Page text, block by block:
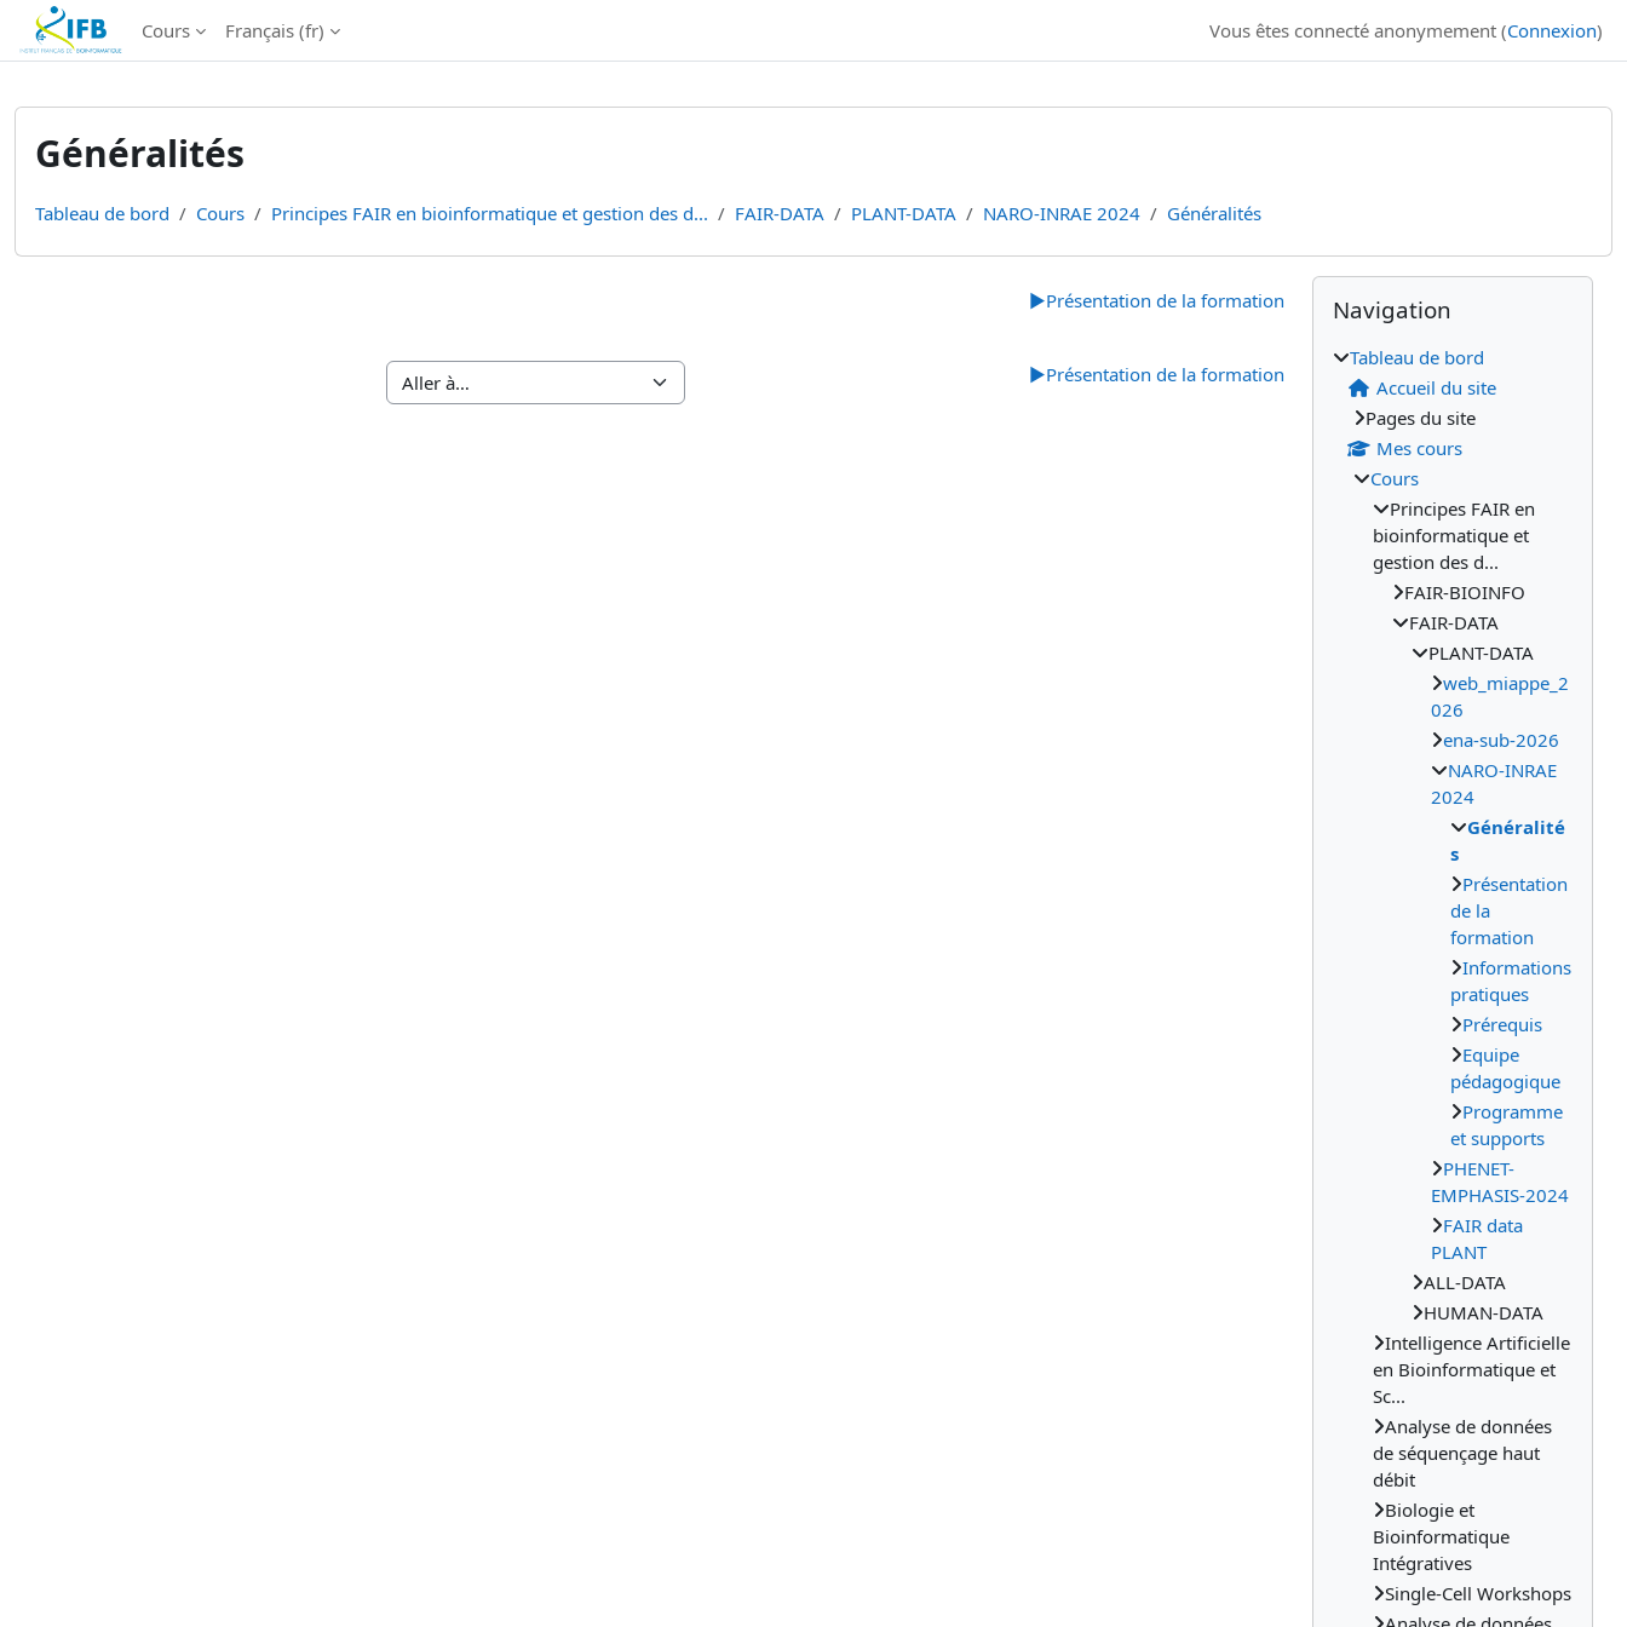
Institut Français de Bioinformatique - Les formations
Passer au contenu principal
Cours Français ‎(fr)‎ Vous êtes connecté anonymement (Connexion)
Généralités
Tableau de bord Cours Principes FAIR en bioinformatique et gestion des d... FAIR-DATA PLANT-DATA NARO-INRAE 2024 Généralités
▶︎Présentation de la formation
▶︎Présentation de la formation
Blocs
Blocs
Passer Navigation
Navigation
Tableau de bord
Accueil du site
Pages du site
Mes cours
Cours
Principes FAIR en
bioinformatique et
gestion des d...
FAIR-BIOINFO
FAIR-DATA
PLANT-DATA
web_miappe_2
026
ena-sub-2026
NARO-INRAE
2024
Généralité
s
Présentation
de la
formation
Informations
pratiques
Prérequis
Equipe
pédagogique
Programme
et supports
PHENET-
EMPHASIS-2024
FAIR data
PLANT
ALL-DATA
HUMAN-DATA
Intelligence Artificielle
en Bioinformatique et
Sc...
Analyse de données
de séquençage haut
débit
Biologie et
Bioinformatique
Intégratives
Single-Cell Workshops